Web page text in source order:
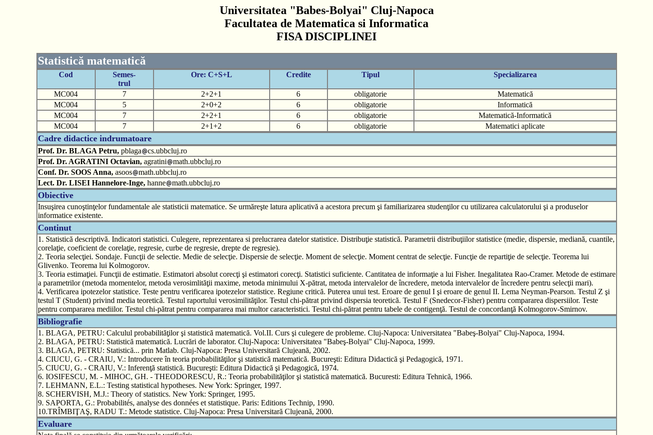
Universitatea "Babes-Bolyai" Cluj-Napoca
Facultatea de Matematica si Informatica
FISA DISCIPLINEI
Statistică matematică
Cod
Semes-
trul
Ore: C+S+L Credite Tipul Specializarea
MC004 7 2+2+1 6 obligatorie
Matematică
MC004
5 2+0+2 6 obligatorie
Informatică
MC004
7 2+2+1 6 obligatorie
Matematică-Informatică
MC004
7 2+1+2 6 obligatorie Matematici aplicate
Cadre didactice indrumatoare
Prof. Dr. BLAGA Petru,pblaga
cs.ubbcluj.ro
Prof. Dr. AGRATINI Octavian,agratini
math.ubbcluj.ro
Conf. Dr. SOOS Anna,asoos
math.ubbcluj.ro
Lect. Dr. LISEI Hannelore-Inge,hanne math.ubbcluj.ro
Obiective
Insuşirea cunoştinţelor fundamentale ale statisticii matematice. Se urmăreşte latura aplicativă a acestora precum şi familiarizarea studenţilor cu utilizarea calculatorului şi a produselor
informatice existente.
Continut
1. Statistică descriptivă. Indicatori statistici. Culegere, reprezentarea si prelucrarea datelor statistice. Distribuţie statistică. Parametrii distribuţiilor statistice (medie, dispersie, mediană, cuantile,
corelaţie, coeficient de corelaţie, regresie, curbe de regresie, drepte de regresie).
2. Teoria selecţiei. Sondaje. Funcţii de selectie. Medie de selecţie. Dispersie de selecţie. Moment de selecţie. Moment centrat de selecţie. Funcţie de repartiţie de selecţie. Teorema lui
Glivenko. Teorema lui Kolmogorov.
3. Teoria estimaţiei. Funcţii de estimatie. Estimatori absolut corecţi şi estimatori corecţi. Statistici suficiente. Cantitatea de informaţie a lui Fisher. Inegalitatea Rao-Cramer. Metode de estimare
a parametrilor (metoda momentelor, metoda verosimlităţii maxime, metoda minimului X-pătrat, metoda intervalelor de încredere, metoda intervalelor de încredere pentru selecţii mari).
4. Verificarea ipotezelor statistice. Teste pentru verificarea ipotezelor statistice. Regiune critică. Puterea unui test. Eroare de genul I şi eroare de genul II. Lema Neyman-Pearson. Testul Z şi
testul T (Student) privind media teoretică. Testul raportului verosimilităţilor. Testul chi-pătrat privind dispersia teoretică. Testul F (Snedecor-Fisher) pentru compararea dispersiilor. Teste
pentru compararea mediilor. Testul chi-pătrat pentru compararea mai multor caracteristici. Testul chi-pătrat pentru tabele de contigenţă. Testul de concordanţă Kolmogorov-Smirnov.
Bibliografie
1. BLAGA, PETRU: Calculul probabilităţilor şi statistică matematică. Vol.II. Curs şi culegere de probleme. Cluj-Napoca: Universitatea "Babeş-Bolyai" Cluj-Napoca, 1994.
2. BLAGA, PETRU: Statistică matematică. Lucrări de laborator. Cluj-Napoca: Universitatea "Babeş-Bolyai" Cluj-Napoca, 1999.
3. BLAGA, PETRU: Statistică... prin Matlab. Cluj-Napoca: Presa Universitară Clujeană, 2002.
4. CIUCU, G. - CRAIU, V.: Introducere în teoria probabilităţilor şi statistică matematică. Bucureşti: Editura Didactică şi Pedagogică, 1971.
5. CIUCU, G. - CRAIU, V.: Inferenţă statistică. Bucureşti: Editura Didactică şi Pedagogică, 1974.
6. IOSIFESCU, M. - MIHOC, GH. - THEODORESCU, R.: Teoria probabilităţilor şi statistică matematică. Bucuresti: Editura Tehnică, 1966.
7. LEHMANN, E.L.: Testing statistical hypotheses. New York: Springer, 1997.
8. SCHERVISH, M.J.: Theory of statistics. New York: Springer, 1995.
9. SAPORTA, G.: Probabilités, analyse des données et statistique. Paris: Editions Technip, 1990.
10.TRÎMBIŢAŞ, RADU T.: Metode statistice. Cluj-Napoca: Presa Universitară Clujeană, 2000.
Evaluare